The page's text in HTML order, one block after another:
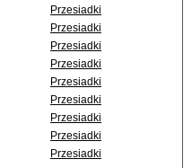
Przesiadki
Przesiadki
Przesiadki
Przesiadki
Przesiadki
Przesiadki
Przesiadki
Przesiadki
Przesiadki